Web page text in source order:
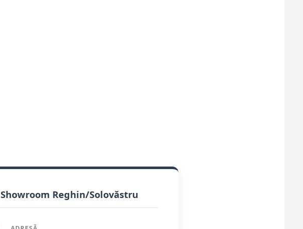
Showroom Reghin/Solovăstru